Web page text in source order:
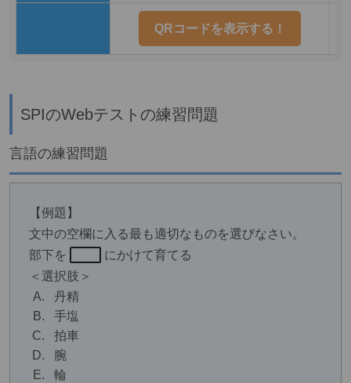
QRコードを表示する！
SPIのWebテストの練習問題
言語の練習問題
【例題】
文中の空欄に入る最も適切なものを選びなさい。
部下を
にかけて育てる
＜選択肢＞
丹精
手塩
拍車
腕
輪